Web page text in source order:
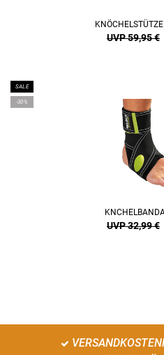
UVP 59,95 €
SALE
-30%
UVP 32,99 €